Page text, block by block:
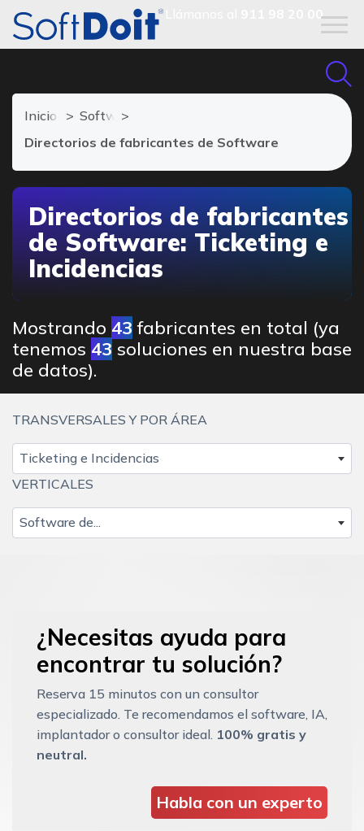
911 98 20 00
Inicio
Software de Ticketing
Directorios de fabricantes de Software
Directorios de fabricantes
de Software: Ticketing e
Incidencias
Mostrando 43 fabricantes en total (ya
tenemos 43 soluciones en nuestra base
de datos).
TRANSVERSALES Y POR ÁREA
Ticketing e Incidencias
VERTICALES
Software de...
¿Necesitas ayuda para
encontrar tu solución?
Reserva 15 minutos con un consultor
especializado. Te recomendamos el software, IA,
implantador o consultor ideal. 100% gratis y
neutral.
Habla con un experto